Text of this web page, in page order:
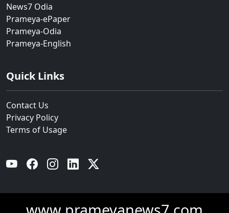
News7 Odia
Prameya-ePaper
Prameya-Odia
Prameya-English
Quick Links
Contact Us
Privacy Policy
Terms of Usage
YouTube Facebook Instagram Linkedin